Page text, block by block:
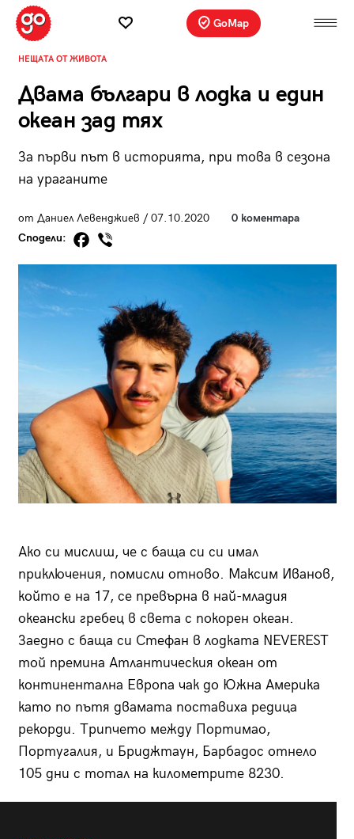
GoMap
НЕЩАТА ОТ ЖИВОТА
Двама българи в лодка и един
океан зад тях
За първи път в историята, при това в сезона
на ураганите
от Даниел Левенджиев / 07.10.2020
0 коментара
Сподели:
Ако си мислиш, че с баща си си имал
приключения, помисли отново. Максим Иванов,
който е на 17, се превърна в най-младия
океански гребец в света с покорен океан.
Заедно с баща си Стефан в лодката NEVEREST
той премина Атлантическия океан от
континентална Европа чак до Южна Америка
като по пътя двамата поставиха редица
рекорди. Трипчето между Портимао,
Португалия, и Бриджтаун, Барбадос отнело
105 дни с тотал на километрите 8230.